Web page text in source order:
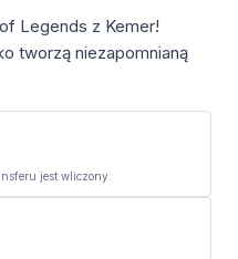
Legends z Kemer!
tworzą niezapomnianą
jest wliczony.